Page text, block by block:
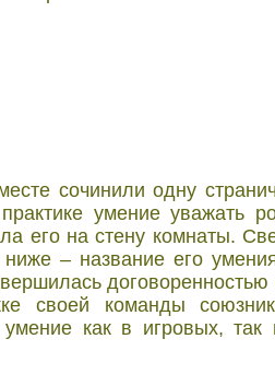
сочинили одну
умение уважать
его на стену комнаты.
– название его
своей команды
как в игровых,